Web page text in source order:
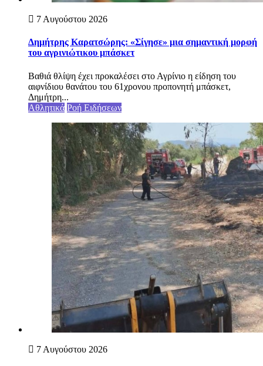
7 Αυγούστου 2026
Δημήτρης Καρατσώρης: «Σίγησε» μια σημαντική μορφή
του αγρινιώτικου μπάσκετ
Βαθιά θλίψη έχει προκαλέσει στο Αγρίνιο η είδηση του
αιφνίδιου θανάτου του 61χρονου προπονητή μπάσκετ,
Δημήτρη...
Αθλητικά Ροή Ειδήσεων
7 Αυγούστου 2026